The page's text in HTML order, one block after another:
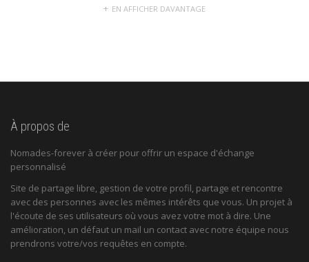
EN AFFICHER DAVANTAGE
À propos de
Nomades-forever à créer pour offrir un espace d'échange
personnalisé
Site de partage libre, gestion de votre profil, partage et rencontre
avec des personnes avec les mêmes intérêts que vous. Un projet à
l'écoute de ses utilisateurs où vous avez votre mot à dire. Une
amélioration, un défaut un mail un contact avec notre équipe nous
prendrons votre/vos requêtes en compte.